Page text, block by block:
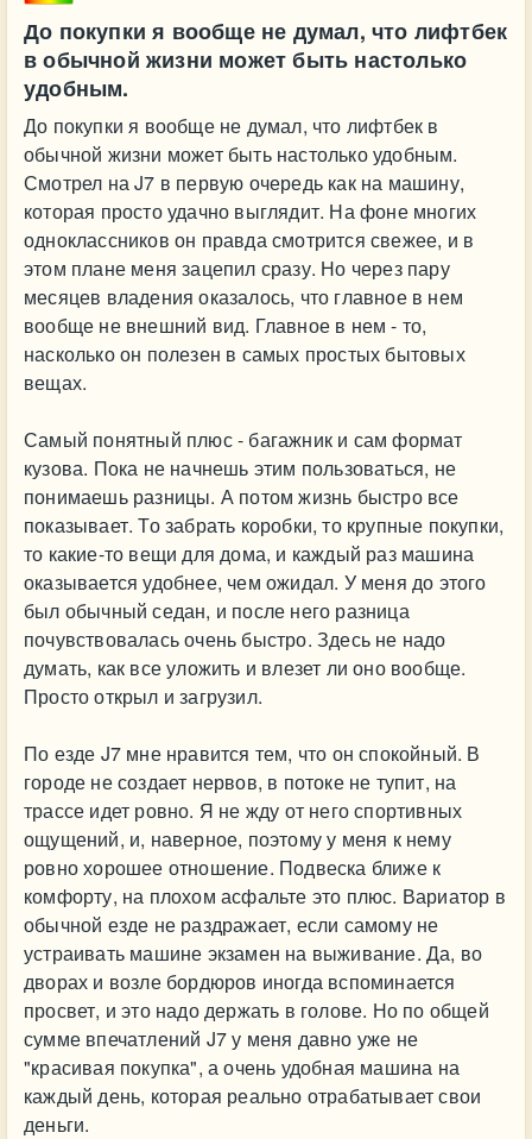
До покупки я вообще не думал, что лифтбек
в обычной жизни может быть настолько
удобным.
До покупки я вообще не думал, что лифтбек в
обычной жизни может быть настолько удобным.
Смотрел на J7 в первую очередь как на машину,
которая просто удачно выглядит. На фоне многих
одноклассников он правда смотрится свежее, и в
этом плане меня зацепил сразу. Но через пару
месяцев владения оказалось, что главное в нем
вообще не внешний вид. Главное в нем - то,
насколько он полезен в самых простых бытовых
вещах.
Самый понятный плюс - багажник и сам формат
кузова. Пока не начнешь этим пользоваться, не
понимаешь разницы. А потом жизнь быстро все
показывает. То забрать коробки, то крупные покупки,
то какие-то вещи для дома, и каждый раз машина
оказывается удобнее, чем ожидал. У меня до этого
был обычный седан, и после него разница
почувствовалась очень быстро. Здесь не надо
думать, как все уложить и влезет ли оно вообще.
Просто открыл и загрузил.
По езде J7 мне нравится тем, что он спокойный. В
городе не создает нервов, в потоке не тупит, на
трассе идет ровно. Я не жду от него спортивных
ощущений, и, наверное, поэтому у меня к нему
ровно хорошее отношение. Подвеска ближе к
комфорту, на плохом асфальте это плюс. Вариатор в
обычной езде не раздражает, если самому не
устраивать машине экзамен на выживание. Да, во
дворах и возле бордюров иногда вспоминается
просвет, и это надо держать в голове. Но по общей
сумме впечатлений J7 у меня давно уже не
"красивая покупка", а очень удобная машина на
каждый день, которая реально отрабатывает свои
деньги.